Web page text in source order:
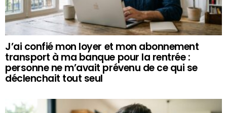
J’ai confié mon loyer et mon abonnement
transport à ma banque pour la rentrée :
personne ne m’avait prévenu de ce qui se
déclenchait tout seul